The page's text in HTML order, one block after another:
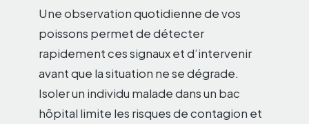
Une observation quotidienne de vos
poissons permet de détecter
rapidement ces signaux et d’intervenir
avant que la situation ne se dégrade.
Isoler un individu malade dans un bac
hôpital limite les risques de contagion et